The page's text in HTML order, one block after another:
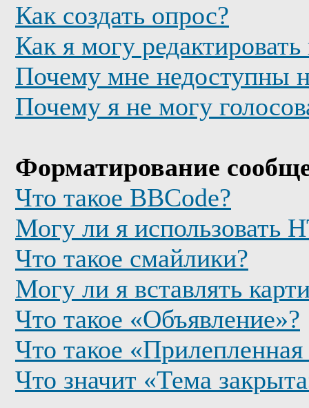
Как создать опрос?
Как я могу
Почему мне недоступны
Почему я не могу
Форматирование
Что такое BBCode?
Могу ли я использовать
Что такое смайлики?
Могу ли я вставлять
Что такое «Объявление»?
Что такое «Прилепленная
Что значит «Тема